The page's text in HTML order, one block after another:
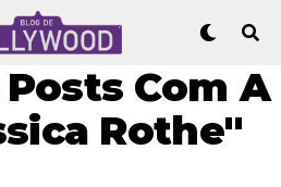
Com A
Rothe"